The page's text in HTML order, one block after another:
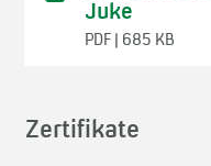
Juke
PDF | 685 KB
Zertifikate